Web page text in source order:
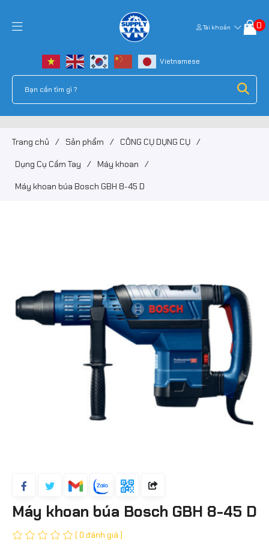
Tài khoản 0
Trang chủ / Sản phẩm / CÔNG CỤ DỤNG CỤ /
Dụng Cụ Cầm Tay / Máy khoan /
Máy khoan búa Bosch GBH 8-45 D
Máy khoan búa Bosch GBH 8-45 D
( 0 đánh giá )